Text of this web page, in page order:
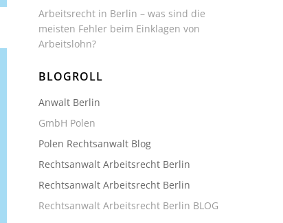
Arbeitsrecht in Berlin – was sind die
meisten Fehler beim Einklagen von
Arbeitslohn?
BLOGROLL
Anwalt Berlin
GmbH Polen
Polen Rechtsanwalt Blog
Rechtsanwalt Arbeitsrecht Berlin
Rechtsanwalt Arbeitsrecht Berlin
Rechtsanwalt Arbeitsrecht Berlin BLOG